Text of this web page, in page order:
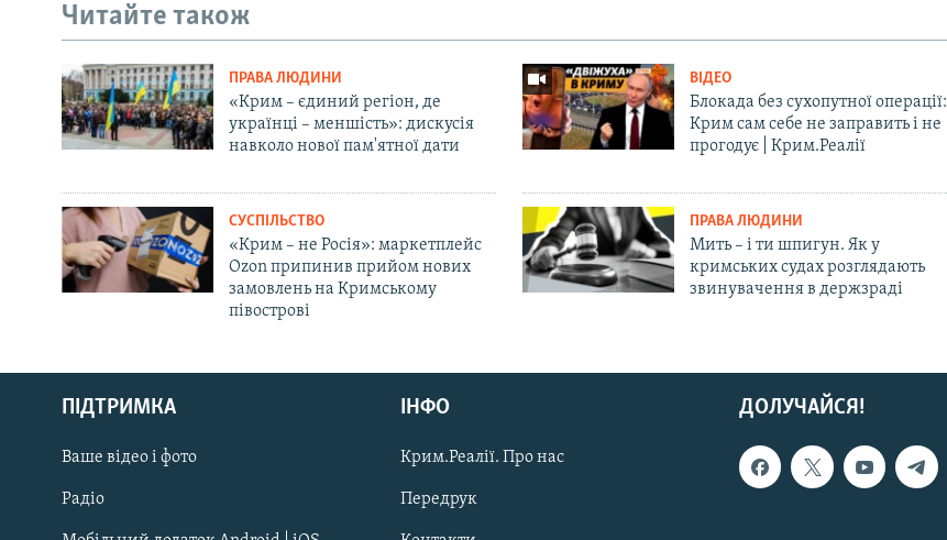
Русский
Qırımtatar
ДОЛУЧАЙСЯ!
Читайте також
ПРАВА ЛЮДИНИ
«Крим – єдиний регіон, де
українці – меншість»: дискусія
навколо нової пам'ятної дати
ВІДЕО
Блокада без сухопутної операції:
Крим сам себе не заправить і не
прогодує | Крим.Реалії
СУСПІЛЬСТВО
«Крим – не Росія»: маркетплейс
Ozon припинив прийом нових
замовлень на Кримському
півострові
ПРАВА ЛЮДИНИ
Мить – і ти шпигун. Як у
кримських судах розглядають
звинувачення в держзраді
ДОЛУЧАЙСЯ!
ПІДТРИМКА
Ваше відео і фото
Радіо
ІНФО
Крим.Реалії. Про нас
Передрук